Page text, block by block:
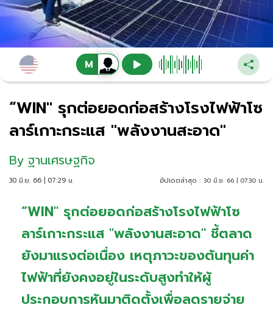
“WIN" รุกต่อยอดก่อสร้างโรงไฟฟ้าโซ
ลาร์เกาะกระแส "พลังงานสะอาด"
By ฐานเศรษฐกิจ
30 มิ.ย. 66 | 07:29 น. อัปเดตล่าสุด : 30 มิ.ย. 66 | 07:30 น.
“WIN" รุกต่อยอดก่อสร้างโรงไฟฟ้าโซ
ลาร์เกาะกระแส "พลังงานสะอาด" ชี้ตลาด
ยังมาแรงต่อเนื่อง เหตุภาวะของต้นทุนค่า
ไฟฟ้าที่ยังคงอยู่ในระดับสูงทำให้ผู้
ประกอบการหันมาติดตั้งเพื่อลดรายจ่าย